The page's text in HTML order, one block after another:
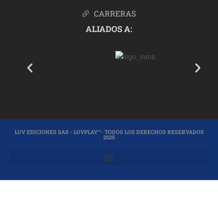
CARRERAS
ALIADOS A:
LOV EDICIONES SAS - LOVPLAY™- TODOS LOS DERECHOS RESERVADOS
2025